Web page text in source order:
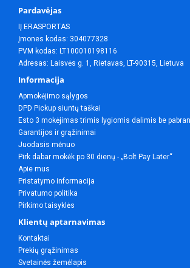
Pardavėjas
IĮ ERASPORTAS
Įmones kodas: 304077328
PVM kodas: LT100010198116
Adresas: Laisvės g. 1, Rietavas, LT-90315, Lietuva
Informacija
Apmokėjimo sąlygos
DPD Pickup siuntų taškai
Esto 3 mokėjimas trimis lygiomis dalimis be
Garantijos ir grąžinimai
Juodasis mėnuo
Pirk dabar mokėk po 30 dienų - „Bolt Pay Later“
Apie mus
Pristatymo informacija
Privatumo politika
Pirkimo taisyklės
Klientų aptarnavimas
Kontaktai
Prekių grąžinimas
Svetainės žemėlapis